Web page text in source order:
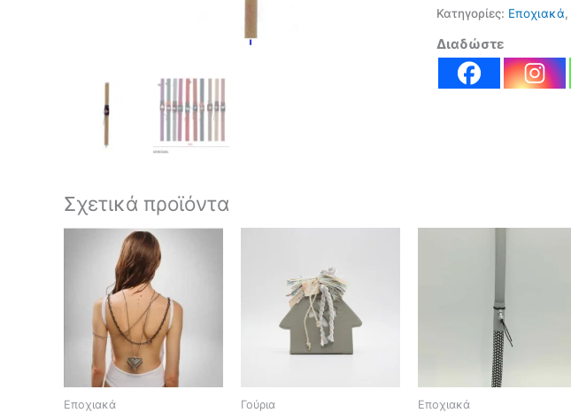
Κατηγορίες: Εποχιακά,
Διαδώστε
Σχετικά προϊόντα
Εποχιακά Γούρια Εποχιακά